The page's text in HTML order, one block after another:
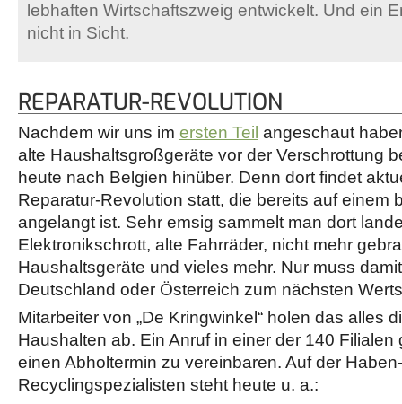
lebhaften Wirtschaftszweig entwickelt. Und ein
nicht in Sicht.
REPARATUR-REVOLUTION
Nachdem wir uns im ersten Teil angeschaut
alte Haushaltsgroßgeräte vor der Verschrottung
heute nach Belgien hinüber. Denn dort findet
Reparatur-Revolution statt, die bereits auf einem
angelangt ist. Sehr emsig sammelt man dort
Elektronikschrott, alte Fahrräder, nicht mehr
Haushaltsgeräte und vieles mehr. Nur muss
Deutschland oder Österreich zum nächsten
Mitarbeiter von „De Kringwinkel“ holen das alles
Haushalten ab. Ein Anruf in einer der 140 Filialen
einen Abholtermin zu vereinbaren. Auf der
Recyclingspezialisten steht heute u. a.: